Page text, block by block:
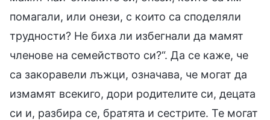
помагали, или онези, с които са споделяли
трудности? Не биха ли избегнали да мамят
членове на семейството си?“. Да се каже, че
са закоравели лъжци, означава, че могат да
измамят всекиго, дори родителите си, децата
си и, разбира се, братята и сестрите. Те могат